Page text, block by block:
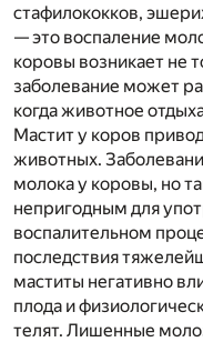
стафилококков,
— это воспаление
коровы возникает не
заболевание может
когда животное
Мастит у коров
животных.
молока у коровы, но
непригодным для
воспалительном
последствия
маститы негативно
плода и
телят. Лишенные